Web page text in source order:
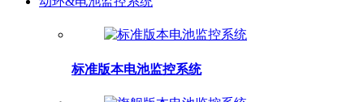
标准版本电池监控系统